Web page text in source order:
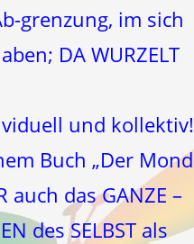
grenzung, im sich
DA WURZELT
und kollektiv!
Buch „Der Mond
auch das GANZE –
des SELBST als